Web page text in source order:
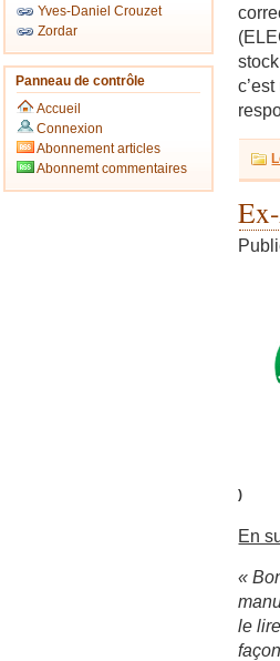
Yves-Daniel Crouzet
Zordar
Panneau de contrôle
Accueil
Connexion
Abonnement articles
Abonnemt commentaires
)
En
«
le